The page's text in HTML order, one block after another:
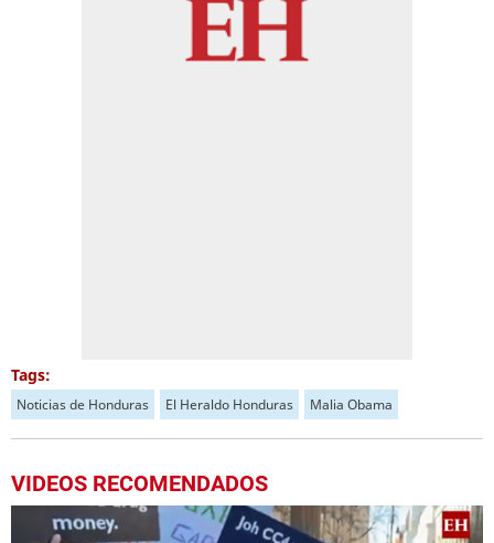
Tags:
Noticias de Honduras El Heraldo Honduras Malia Obama
VIDEOS RECOMENDADOS